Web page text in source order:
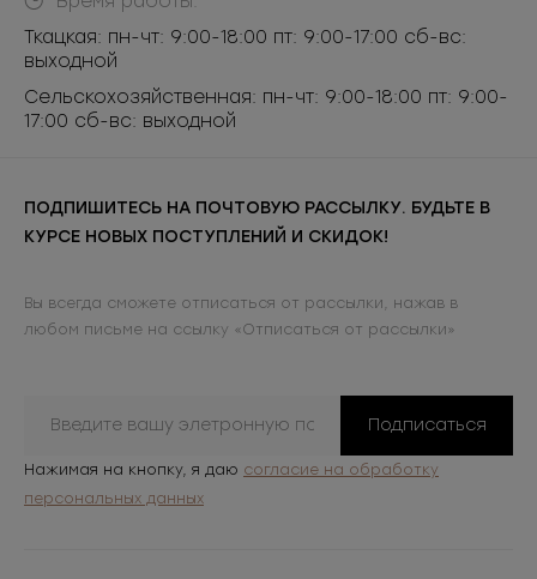
Ткацкая: пн-чт: 9:00-18:00 пт: 9:00-17:00 сб-вс:
выходной
Сельскохозяйственная: пн-чт: 9:00-18:00 пт: 9:00-
17:00 сб-вс: выходной
ПОДПИШИТЕСЬ НА ПОЧТОВУЮ РАССЫЛКУ. БУДЬТЕ В
КУРСЕ НОВЫХ ПОСТУПЛЕНИЙ И СКИДОК!
Вы всегда сможете отписаться от рассылки, нажав в
любом письме на ссылку «Отписаться от рассылки»
Подписаться
Нажимая на кнопку, я даю согласие на обработку
персональных данных